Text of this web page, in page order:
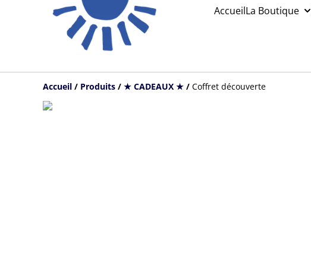
AccueilLa Boutique
Accueil / Produits / ★ CADEAUX ★ / Coffret découverte